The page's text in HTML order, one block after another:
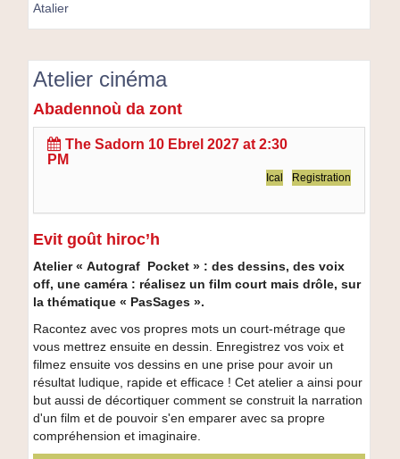
Atalier
Atelier cinéma
Atelier
cinéma
Abadennoù da zont
The Sadorn 10 Ebrel 2027 at 2:30
PM
Registration
Ical
Evit goût hiroc’h
Atelier « Autograf Pocket » : des dessins, des voix
off, une caméra : réalisez un film court mais drôle, sur
la thématique « PasSages ».
Racontez avec vos propres mots un court-métrage que
vous mettrez ensuite en dessin. Enregistrez vos voix et
filmez ensuite vos dessins en une prise pour avoir un
résultat ludique, rapide et efficace ! Cet atelier a ainsi pour
but aussi de décortiquer comment se construit la narration
d'un film et de pouvoir s'en emparer avec sa propre
compréhension et imaginaire.